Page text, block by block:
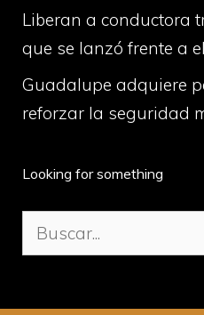
Liberan a conductora
que se lanzó frente a
Guadalupe adquiere
reforzar la seguridad
Looking for something
Buscar: